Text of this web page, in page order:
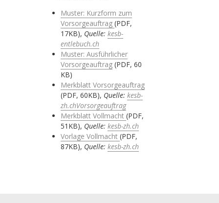
Muster: Kurzform zum
Vorsorgeauftrag (PDF,
17KB), Quelle: kesb-
entlebuch.ch
Muster: Ausführlicher
Vorsorgeauftrag(PDF, 60
KB)
Merkblatt Vorsorgeauftrag
(PDF, 60KB), Quelle: kesb-
zh.chVorsorgeauftrag
Merkblatt Vollmacht (PDF,
51KB), Quelle: kesb-zh.ch
Vorlage Vollmacht (PDF,
87KB), Quelle: kesb-zh.ch